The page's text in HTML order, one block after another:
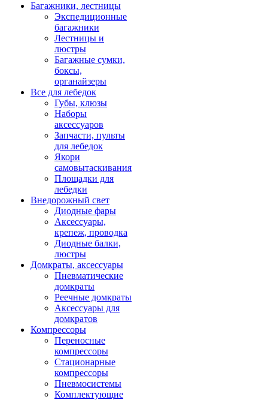
Багажники, лестницы
Экспедиционные
багажники
Лестницы и
люстры
Багажные сумки,
боксы,
органайзеры
Все для лебедок
Губы, клюзы
Наборы
аксессуаров
Запчасти, пульты
для лебедок
Якори
самовытаскивания
Площадки для
лебедки
Внедорожный свет
Диодные фары
Аксессуары,
крепеж, проводка
Диодные балки,
люстры
Домкраты, аксессуары
Пневматические
домкраты
Реечные домкраты
Аксессуары для
домкратов
Компрессоры
Переносные
компрессоры
Стационарные
компрессоры
Пневмосистемы
Комплектующие